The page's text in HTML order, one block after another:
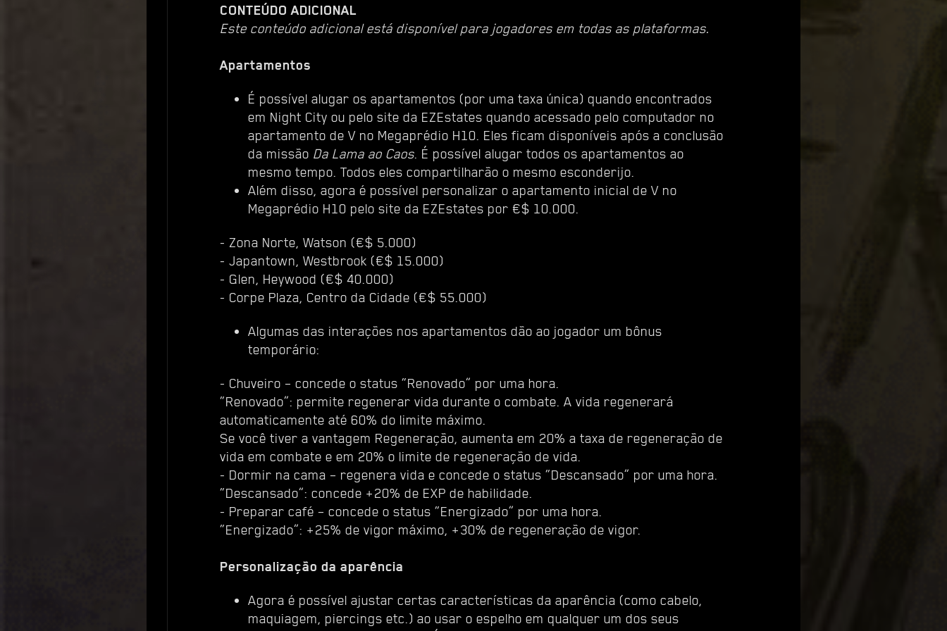
CONTEÚDO ADICIONAL
Este conteúdo adicional está disponível para jogadores em todas as plataformas.
Apartamentos
É possível alugar os apartamentos (por uma taxa única) quando encontrados
em Night City ou pelo site da EZEstates quando acessado pelo computador no
apartamento de V no Megaprédio H10. Eles ficam disponíveis após a conclusão
da missão Da Lama ao Caos. É possível alugar todos os apartamentos ao
mesmo tempo. Todos eles compartilharão o mesmo esconderijo.
Além disso, agora é possível personalizar o apartamento inicial de V no
Megaprédio H10 pelo site da EZEstates por €$ 10.000.
- Zona Norte, Watson (€$ 5.000)
- Japantown, Westbrook (€$ 15.000)
- Glen, Heywood (€$ 40.000)
- Corpe Plaza, Centro da Cidade (€$ 55.000)
Algumas das interações nos apartamentos dão ao jogador um bônus
temporário:
- Chuveiro – concede o status “Renovado” por uma hora.
“Renovado”: permite regenerar vida durante o combate. A vida regenerará
automaticamente até 60% do limite máximo.
Se você tiver a vantagem Regeneração, aumenta em 20% a taxa de regeneração de
vida em combate e em 20% o limite de regeneração de vida.
- Dormir na cama – regenera vida e concede o status “Descansado” por uma hora.
“Descansado”: concede +20% de EXP de habilidade.
- Preparar café – concede o status “Energizado” por uma hora.
“Energizado”: +25% de vigor máximo, +30% de regeneração de vigor.
Personalização da aparência
Agora é possível ajustar certas características da aparência (como cabelo,
maquiagem, piercings etc.) ao usar o espelho em qualquer um dos seus